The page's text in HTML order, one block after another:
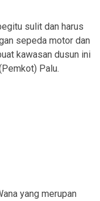
sulit dan harus
sepeda motor dan
kawasan dusun ini
Palu.
yang merupan